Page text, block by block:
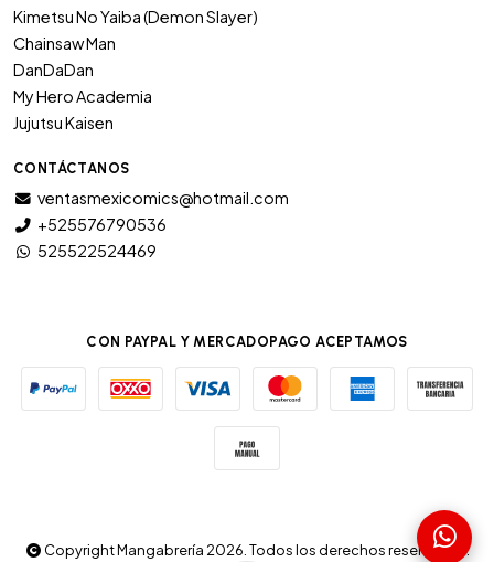
Kimetsu No Yaiba (Demon Slayer)
Chainsaw Man
DanDaDan
My Hero Academia
Jujutsu Kaisen
CONTÁCTANOS
ventasmexicomics@hotmail.com
+525576790536
525522524469
CON PAYPAL Y MERCADOPAGO ACEPTAMOS
Copyright Mangabrería 2026. Todos los derechos reservados.